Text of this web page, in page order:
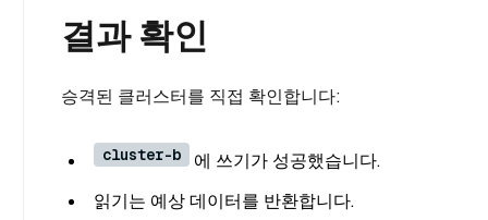
결과 확인
승격된 클러스터를 직접 확인합니다:
cluster-b
에 쓰기가 성공했습니다.
읽기는 예상 데이터를 반환합니다.